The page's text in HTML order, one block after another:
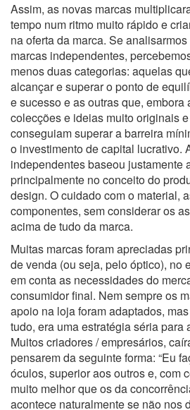
Assim, as novas marcas
tempo num ritmo muito rápido e
na oferta da marca. Se
marcas independentes,
menos duas categorias: aquelas
alcançar e superar o ponto de
e sucesso e as outras que, embora
colecções e ideias muito originais
conseguiam superar a barreira
o investimento de capital lucrativo.
independentes baseou justamente
principalmente no conceito do
design. O cuidado com o material,
componentes, sem considerar os
acima de tudo da marca.
Muitas marcas foram apreciadas
de venda (ou seja, pelo óptico), no
em conta as necessidades do
consumidor final. Nem sempre os
apoio na loja foram adaptados,
tudo, era uma estratégia séria para
Muitos criadores / empresários,
pensarem da seguinte forma: “Eu
óculos, superior aos outros e, com
muito melhor que os da
acontece naturalmente se não nos